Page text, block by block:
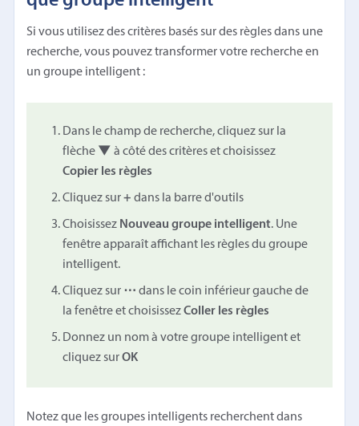
Si vous utilisez des critères basés sur des règles dans une
recherche, vous pouvez transformer votre recherche en
un groupe intelligent :
Dans le champ de recherche, cliquez sur la
flèche ▼ à côté des critères et choisissez
Copier les règles
Cliquez sur+ dans la barre d'outils
Choisissez Nouveau groupe intelligent. Une
fenêtre apparaît affichant les règles du groupe
intelligent.
Cliquez sur ⋯ dans le coin inférieur gauche de
la fenêtre et choisissezColler les règles
Donnez un nom à votre groupe intelligent et
cliquez surOK
Notez que les groupes intelligents recherchent dans